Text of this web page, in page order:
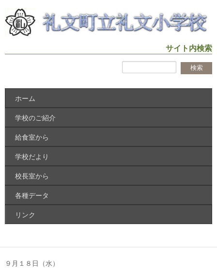
サイト内検索
ホーム
学校のご紹介
給食室から
学校だより
校長室から
各種データ
リンク
９月１８日（水）